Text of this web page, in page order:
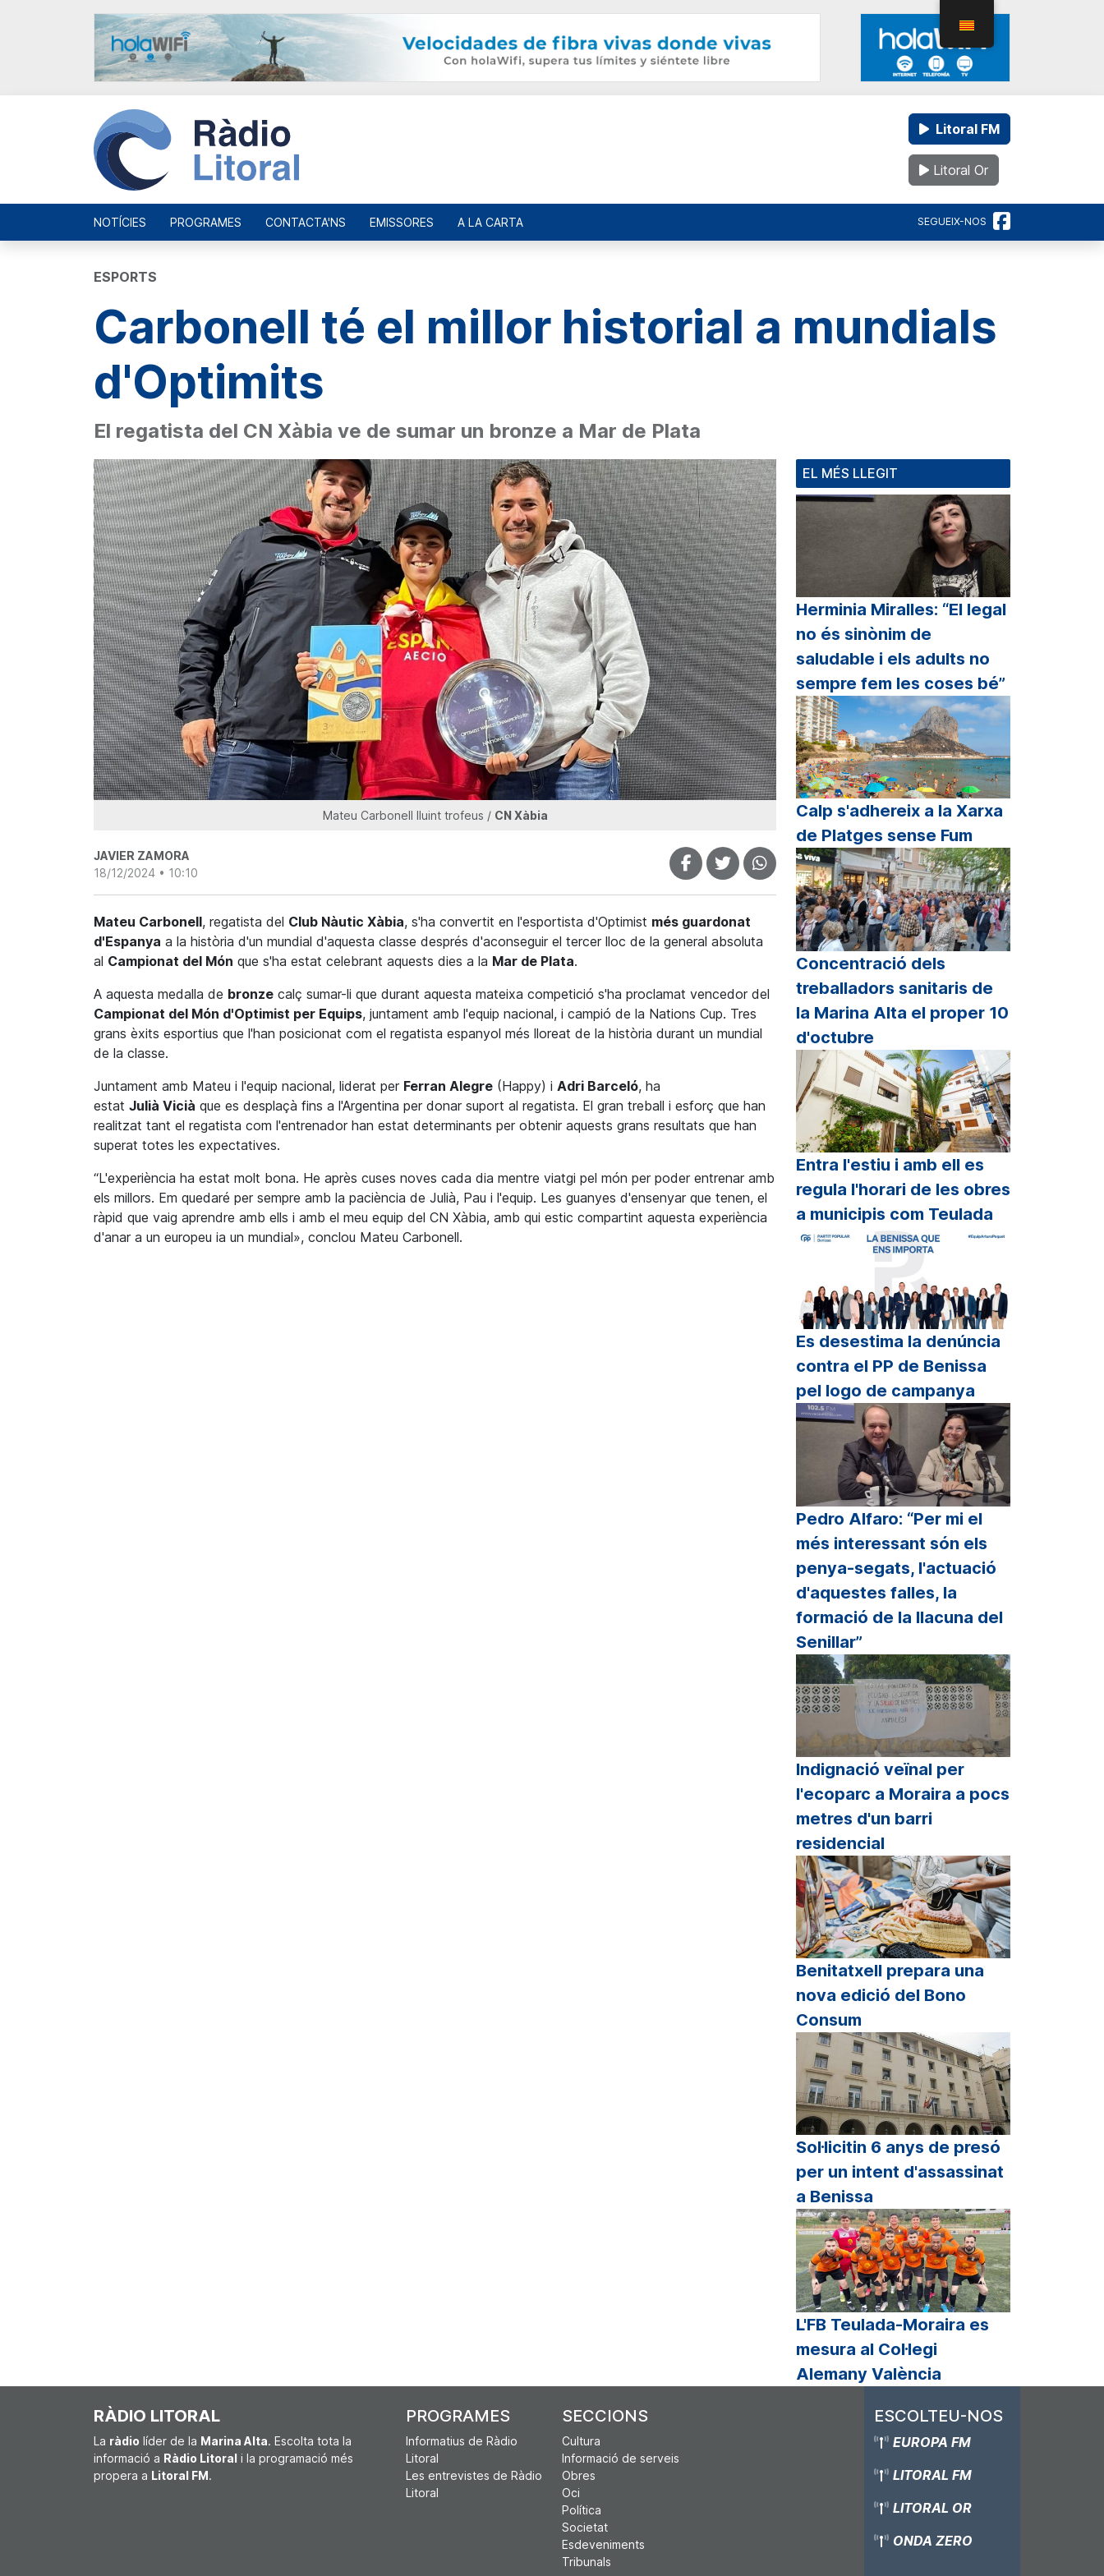
Litoral FM
Litoral Or
NOTÍCIES PROGRAMES CONTACTA'NS EMISSORES A LA CARTA SEGUEIX-NOS
ESPORTS
Carbonell té el millor historial a mundials
d'Optimits
El regatista del CN Xàbia ve de sumar un bronze a Mar de Plata
Mateu Carbonell lluint trofeus / CN Xàbia
JAVIER ZAMORA
18/12/2024 • 10:10
Mateu Carbonell, regatista del Club Nàutic Xàbia, s'ha convertit en l'esportista d'Optimist més guardonat
d'Espanya a la història d'un mundial d'aquesta classe després d'aconseguir el tercer lloc de la general absoluta
al Campionat del Món que s'ha estat celebrant aquests dies a la Mar de Plata.
A aquesta medalla de bronze calç sumar-li que durant aquesta mateixa competició s'ha proclamat vencedor del
Campionat del Món d'Optimist per Equips, juntament amb l'equip nacional, i campió de la Nations Cup. Tres
grans èxits esportius que l'han posicionat com el regatista espanyol més lloreat de la història durant un mundial
de la classe.
Juntament amb Mateu i l'equip nacional, liderat per Ferran Alegre (Happy) i Adri Barceló, ha
estat Julià Vicià que es desplaçà fins a l'Argentina per donar suport al regatista. El gran treball i esforç que han
realitzat tant el regatista com l'entrenador han estat determinants per obtenir aquests grans resultats que han
superat totes les expectatives.
“L'experiència ha estat molt bona. He après cuses noves cada dia mentre viatgi pel món per poder entrenar amb
els millors. Em quedaré per sempre amb la paciència de Julià, Pau i l'equip. Les guanyes d'ensenyar que tenen, el
ràpid que vaig aprendre amb ells i amb el meu equip del CN Xàbia, amb qui estic compartint aquesta experiència
d'anar a un europeu ia un mundial», conclou Mateu Carbonell.
EL MÉS LLEGIT
Herminia Miralles: “El legal
no és sinònim de
saludable i els adults no
sempre fem les coses bé”
Calp s'adhereix a la Xarxa
de Platges sense Fum
Concentració dels
treballadors sanitaris de
la Marina Alta el proper 10
d'octubre
Entra l'estiu i amb ell es
regula l'horari de les obres
a municipis com Teulada
Es desestima la denúncia
contra el PP de Benissa
pel logo de campanya
Pedro Alfaro: “Per mi el
més interessant són els
penya-segats, l'actuació
d'aquestes falles, la
formació de la llacuna del
Senillar”
Indignació veïnal per
l'ecoparc a Moraira a pocs
metres d'un barri
residencial
Benitatxell prepara una
nova edició del Bono
Consum
Sol·licitin 6 anys de presó
per un intent d'assassinat
a Benissa
L'FB Teulada-Moraira es
mesura al Col·legi
Alemany València
RÀDIO LITORAL
La ràdio líder de la Marina Alta. Escolta tota la
informació a Ràdio Litoral i la programació més
propera a Litoral FM.
PROGRAMES
Informatius de Ràdio
Litoral
Les entrevistes de Ràdio
Litoral
SECCIONS
Cultura
Informació de serveis
Obres
Oci
Política
Societat
Esdeveniments
Tribunals
ESCOLTEU-NOS
EUROPA FM
LITORAL FM
LITORAL OR
ONDA ZERO